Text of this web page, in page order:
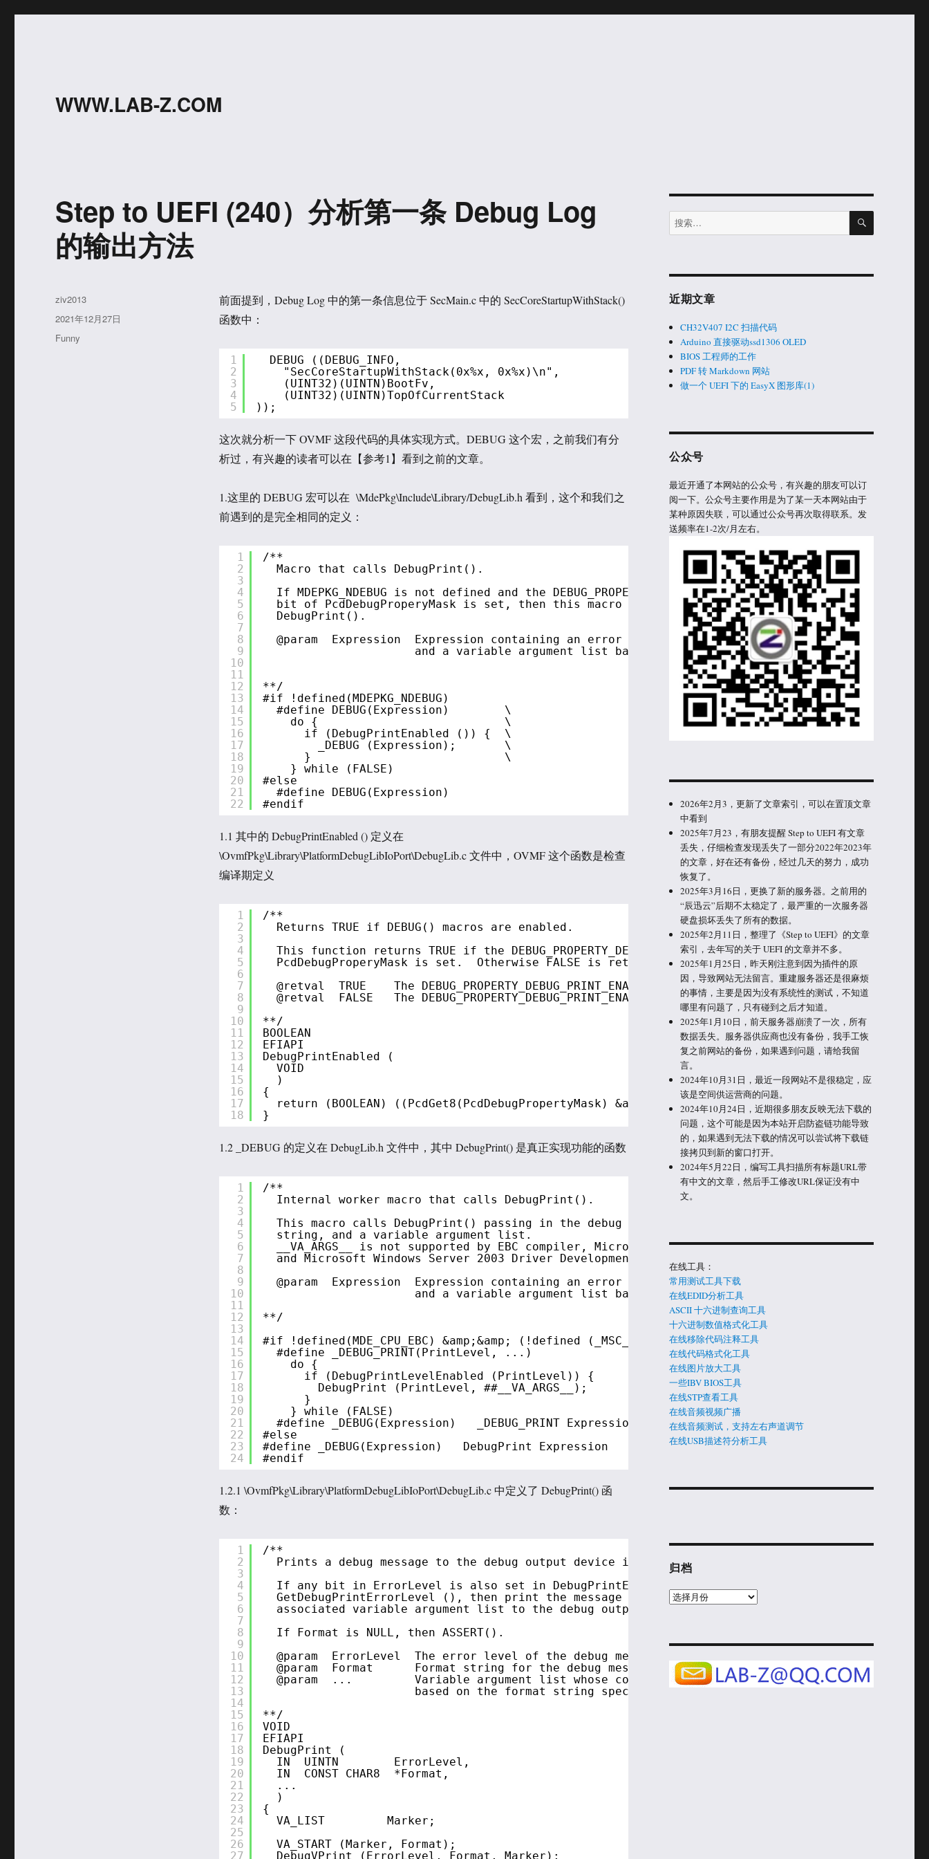
WWW.LAB-Z.COM
Step to UEFI (240）分析第一条 Debug Log
的输出方法
前面提到，Debug Log 中的第一条信息位于 SecMain.c 中的 SecCoreStartupWithStack()
函数中：
1
2
3
4
5
DEBUG ((DEBUG_INFO,
"SecCoreStartupWithStack(0x%x, 0x%x)\n",
(UINT32)(UINTN)BootFv,
(UINT32)(UINTN)TopOfCurrentStack
));
这次就分析一下 OVMF 这段代码的具体实现方式。DEBUG 这个宏，之前我们有分
析过，有兴趣的读者可以在【参考1】看到之前的文章。
1.这里的 DEBUG 宏可以在 \MdePkg\Include\Library/DebugLib.h 看到，这个和我们之
前遇到的是完全相同的定义：
1
2
3
4
5
6
7
8
9
10
11
12
13
14
15
16
17
18
19
20
21
22
/**
Macro that calls DebugPrint().
If MDEPKG_NDEBUG is not defined and the DEBUG_PROPERTY_DEBUG_PRINT_ENABLED
bit of PcdDebugProperyMask is set, then this macro passes Expression to
DebugPrint().
@param  Expression  Expression containing an error level, a format string,
and a variable argument list based on the format string.
**/
#if !defined(MDEPKG_NDEBUG)
#define DEBUG(Expression)        \
do {                           \
if (DebugPrintEnabled ()) {  \
_DEBUG (Expression);       \
}                            \
} while (FALSE)
#else
#define DEBUG(Expression)
#endif
1.1 其中的 DebugPrintEnabled () 定义在
\OvmfPkg\Library\PlatformDebugLibIoPort\DebugLib.c 文件中，OVMF 这个函数是检查
编译期定义
1
2
3
4
5
6
7
8
9
10
11
12
13
14
15
16
17
18
/**
Returns TRUE if DEBUG() macros are enabled.
This function returns TRUE if the DEBUG_PROPERTY_DEBUG_PRINT_ENABLED bit of
PcdDebugProperyMask is set.  Otherwise FALSE is returned.
@retval  TRUE    The DEBUG_PROPERTY_DEBUG_PRINT_ENABLED bit of PcdDebugProperyMask is set.
@retval  FALSE   The DEBUG_PROPERTY_DEBUG_PRINT_ENABLED bit of PcdDebugProperyMask is clear.
**/
BOOLEAN
EFIAPI
DebugPrintEnabled (
VOID
)
{
return (BOOLEAN) ((PcdGet8(PcdDebugPropertyMask) &amp; DEBUG_PROPERTY_DEBUG_PRINT_ENABLED)
}
1.2 _DEBUG 的定义在 DebugLib.h 文件中，其中 DebugPrint() 是真正实现功能的函数
1
2
3
4
5
6
7
8
9
10
11
12
13
14
15
16
17
18
19
20
21
22
23
24
/**
Internal worker macro that calls DebugPrint().
This macro calls DebugPrint() passing in the debug error level, a format
string, and a variable argument list.
__VA_ARGS__ is not supported by EBC compiler, Microsoft Visual Studio .NET 2003
and Microsoft Windows Server 2003 Driver Development Kit (Microsoft WINDDK) version 3790.1830.
@param  Expression  Expression containing an error level, a format string,
and a variable argument list based on the format string.
**/
#if !defined(MDE_CPU_EBC) &amp;&amp; (!defined (_MSC_VER) || _MSC_VER > 1400)
#define _DEBUG_PRINT(PrintLevel, ...)              \
do {                                             \
if (DebugPrintLevelEnabled (PrintLevel)) {     \
DebugPrint (PrintLevel, ##__VA_ARGS__);      \
}                                              \
} while (FALSE)
#define _DEBUG(Expression)   _DEBUG_PRINT Expression
#else
#define _DEBUG(Expression)   DebugPrint Expression
#endif
1.2.1 \OvmfPkg\Library\PlatformDebugLibIoPort\DebugLib.c 中定义了 DebugPrint() 函
数：
1
2
3
4
5
6
7
8
9
10
11
12
13
14
15
16
17
18
19
20
21
22
23
24
25
26
27
/**
Prints a debug message to the debug output device if the specified error level is enabled.
If any bit in ErrorLevel is also set in DebugPrintErrorLevelLib function
GetDebugPrintErrorLevel (), then print the message specified by Format and the
associated variable argument list to the debug output device.
If Format is NULL, then ASSERT().
@param  ErrorLevel  The error level of the debug message.
@param  Format      Format string for the debug message to print.
@param  ...         Variable argument list whose contents are accessed
based on the format string specified by Format.
**/
VOID
EFIAPI
DebugPrint (
IN  UINTN        ErrorLevel,
IN  CONST CHAR8  *Format,
...
)
{
VA_LIST         Marker;
VA_START (Marker, Format);
DebugVPrint (ErrorLevel, Format, Marker);
作
者
ziv2013
发
布
2021年12月27日
分
Funny
搜
索：
搜
近期文章
CH32V407 I2C 扫描代码
Arduino 直接驱动ssd1306 OLED
BIOS 工程师的工作
PDF 转 Markdown 网站
做一个 UEFI 下的 EasyX 图形库(1)
公众号
最近开通了本网站的公众号，有兴趣的朋友可以订
阅一下。公众号主要作用是为了某一天本网站由于
某种原因失联，可以通过公众号再次取得联系。发
送频率在1-2次/月左右。
2026年2月3，更新了文章索引，可以在置顶文章
中看到
2025年7月23，有朋友提醒 Step to UEFI 有文章
丢失，仔细检查发现丢失了一部分2022年2023年
的文章，好在还有备份，经过几天的努力，成功
恢复了。
2025年3月16日，更换了新的服务器。之前用的
“辰迅云”后期不太稳定了，最严重的一次服务器
硬盘损坏丢失了所有的数据。
2025年2月11日，整理了《Step to UEFI》的文章
索引，去年写的关于 UEFI 的文章并不多。
2025年1月25日，昨天刚注意到因为插件的原
因，导致网站无法留言。重建服务器还是很麻烦
的事情，主要是因为没有系统性的测试，不知道
哪里有问题了，只有碰到之后才知道。
2025年1月10日，前天服务器崩溃了一次，所有
数据丢失。服务器供应商也没有备份，我手工恢
复之前网站的备份，如果遇到问题，请给我留
言。
2024年10月31日，最近一段网站不是很稳定，应
该是空间供运营商的问题。
2024年10月24日，近期很多朋友反映无法下载的
问题，这个可能是因为本站开启防盗链功能导致
的，如果遇到无法下载的情况可以尝试将下载链
接拷贝到新的窗口打开。
2024年5月22日，编写工具扫描所有标题URL带
有中文的文章，然后手工修改URL保证没有中
文。
在线工具：
常用测试工具下载
在线EDID分析工具
ASCII 十六进制查询工具
十六进制数值格式化工具
在线移除代码注释工具
在线代码格式化工具
在线图片放大工具
一些IBV BIOS工具
在线STP查看工具
在线音频视频广播
在线音频测试，支持左右声道调节
在线USB描述符分析工具
归档
归